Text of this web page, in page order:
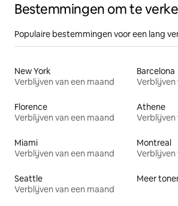
Bestemmingen om te
Populaire bestemmingen voor een lang
New York
Verblijven van een maand
Barcelona
Verblijven
Florence
Verblijven van een maand
Athene
Verblijven
Miami
Verblijven van een maand
Montreal
Verblijven
Seattle
Verblijven van een maand
Meer